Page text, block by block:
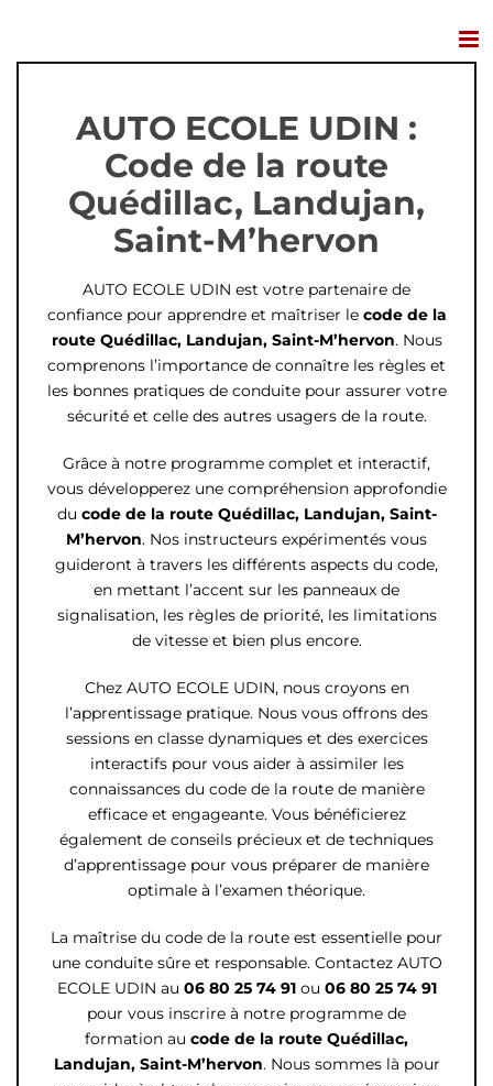
contenu
AUTO ECOLE UDIN :
Code de la route
Quédillac, Landujan,
Saint-M’hervon
AUTO ECOLE UDIN est votre partenaire de
confiance pour apprendre et maîtriser le code de la
route Quédillac, Landujan, Saint-M’hervon. Nous
comprenons l’importance de connaître les règles et
les bonnes pratiques de conduite pour assurer votre
sécurité et celle des autres usagers de la route.
Grâce à notre programme complet et interactif,
vous développerez une compréhension approfondie
du code de la routeQuédillac, Landujan, Saint-
M’hervon. Nos instructeurs expérimentés vous
guideront à travers les différents aspects du code,
en mettant l’accent sur les panneaux de
signalisation, les règles de priorité, les limitations
de vitesse et bien plus encore.
Chez AUTO ECOLE UDIN, nous croyons en
l’apprentissage pratique. Nous vous offrons des
sessions en classe dynamiques et des exercices
interactifs pour vous aider à assimiler les
connaissances du code de la route de manière
efficace et engageante. Vous bénéficierez
également de conseils précieux et de techniques
d’apprentissage pour vous préparer de manière
optimale à l’examen théorique.
La maîtrise du code de la route est essentielle pour
une conduite sûre et responsable. Contactez AUTO
ECOLE UDIN au 06 80 25 74 91ou 06 80 25 74 91
pour vous inscrire à notre programme de
formation au code de la route Quédillac,
Landujan, Saint-M’hervon. Nous sommes là pour